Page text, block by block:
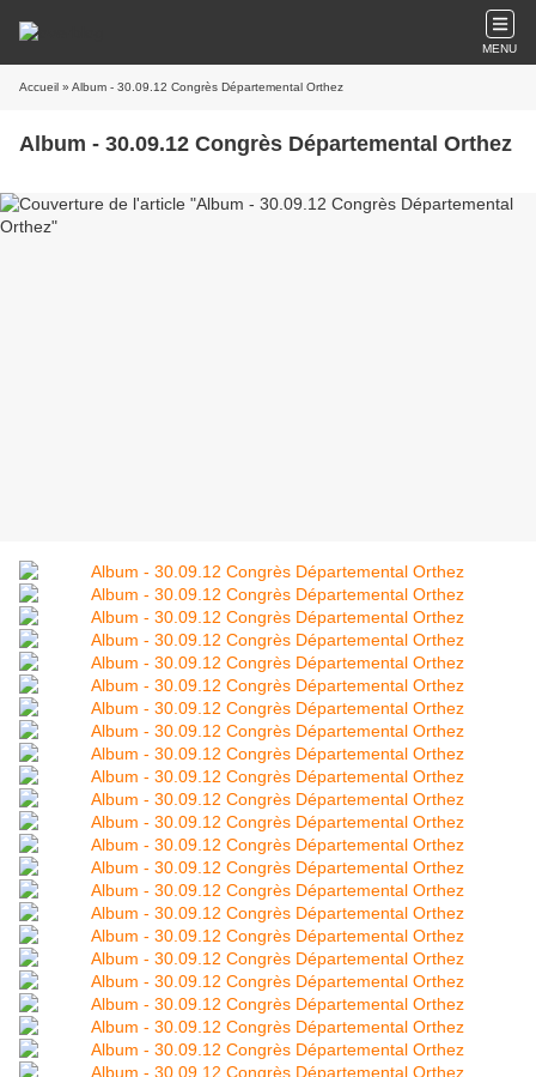
MENU
Accueil » Album - 30.09.12 Congrès Départemental Orthez
Album - 30.09.12 Congrès Départemental Orthez